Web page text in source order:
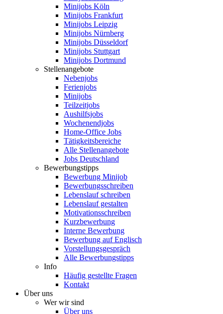
Minijobs Köln
Minijobs Frankfurt
Minijobs Leipzig
Minijobs Nürnberg
Minijobs Düsseldorf
Minijobs Stuttgart
Minijobs Dortmund
Stellenangebote
Nebenjobs
Ferienjobs
Minijobs
Teilzeitjobs
Aushilfsjobs
Wochenendjobs
Home-Office Jobs
Tätigkeitsbereiche
Alle Stellenangebote
Jobs Deutschland
Bewerbungstipps
Bewerbung Minijob
Bewerbungsschreiben
Lebenslauf schreiben
Lebenslauf gestalten
Motivationsschreiben
Kurzbewerbung
Interne Bewerbung
Bewerbung auf Englisch
Vorstellungsgespräch
Alle Bewerbungstipps
Info
Häufig gestellte Fragen
Kontakt
Über uns
Wer wir sind
Über uns